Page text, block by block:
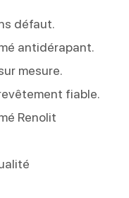
défaut.
antidérapant.
mesure.
fiable.
Renolit